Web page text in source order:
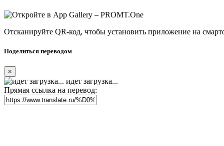
Отсканируйте QR-код, чтобы установить приложение на
Поделиться переводом
×
идет загрузка...
Прямая ссылка на перевод: